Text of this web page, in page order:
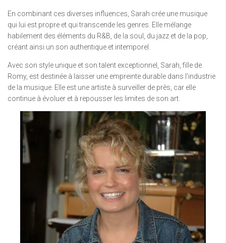
En combinant ces diverses influences, Sarah crée une musique
qui lui est propre et qui transcende les genres. Elle mélange
habilement des éléments du R&B, de la soul, du jazz et de la pop,
créant ainsi un son authentique et intemporel.
Avec son style unique et son talent exceptionnel, Sarah, fille de
Romy, est destinée à laisser une empreinte durable dans l’industrie
de la musique. Elle est une artiste à surveiller de près, car elle
continue à évoluer et à repousser les limites de son art.